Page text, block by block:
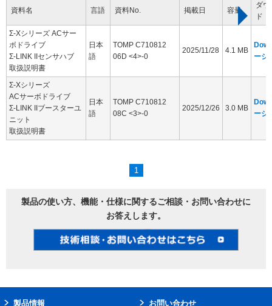
資料名 言語 資料No. 掲載日 容量
ダウ
ド
Σ-Xシリーズ ACサー
ボドライブ
Σ-LINK IIセンサハブ
取扱説明書
日本
語
TOMP C710812
06D <4>-0
2025/11/28 4.1 MB
ージ
Σ-Xシリーズ
ACサーボドライブ
Σ-LINK IIブースターユ
ニット
取扱説明書
日本
語
TOMP C710812
08C <3>-0
2025/12/26 3.0 MB
ージ
1
製品の使い方、機能・仕様に関するご相談・お問い合わせに
お答えします。
製品情報 お問い合わせ